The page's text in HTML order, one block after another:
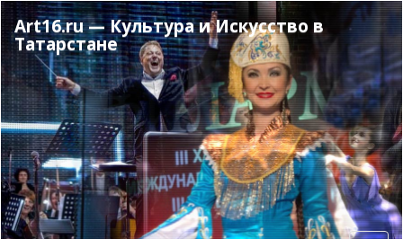
Перейти
к
основному
содержанию
Art16.ru — Культура и Искусство в
Татарстане